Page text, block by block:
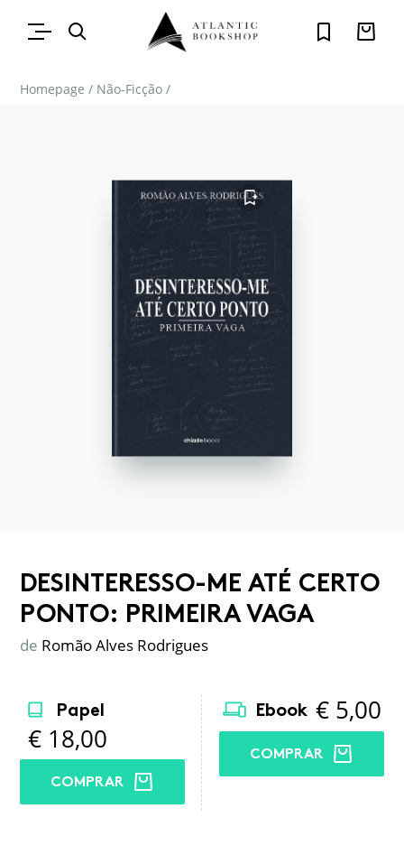
Homepage / Não-Ficção /
FAVORITO
DESINTERESSO-ME ATÉ CERTO
PONTO: PRIMEIRA VAGA
de Romão Alves Rodrigues
Papel
€ 18,00
COMPRAR
Ebook € 5,00
COMPRAR